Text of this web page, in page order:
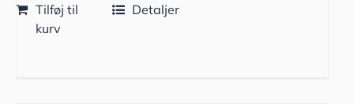
Tilføj til
kurv
Detaljer